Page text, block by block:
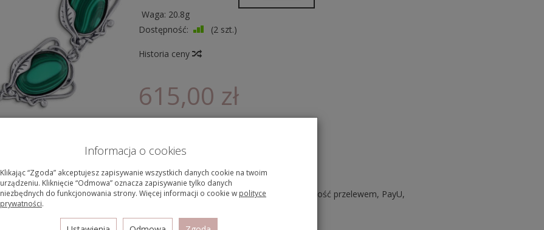
Waga: 20.8g
Dostępność:
(2 szt.)
Historia ceny
615,00 zł
Płatność za pobraniem, Płatność przelewem, PayU,
Szybkie płatności Blik.
Informacja o cookies
Klikając “Zgoda” akceptujesz zapisywanie wszystkich danych cookie na twoim
urządzeniu. Kliknięcie “Odmowa” oznacza zapisywanie tylko danych
niezbędnych do funkcjonowania strony. Więcej informacji o cookie w polityce
prywatności.